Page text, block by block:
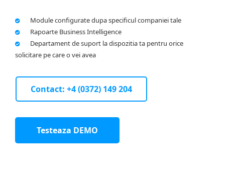
Module configurate dupa specificul companiei tale
Rapoarte Business Intelligence
Departament de suport la dispozitia ta pentru orice
solicitare pe care o vei avea
Contact: +4 (0372) 149 204
Testeaza DEMO